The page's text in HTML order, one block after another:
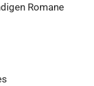
Romane